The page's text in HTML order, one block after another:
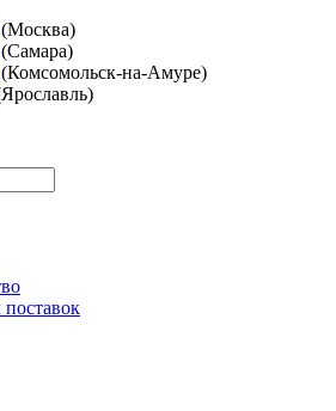
(Москва)
(Самара)
(Комсомольск-на-Амуре)